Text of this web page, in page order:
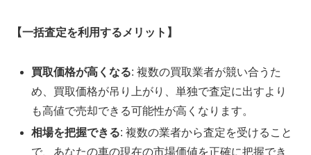
【一括査定を利用するメリット】
買取価格が高くなる: 複数の買取業者が競い合うた
め、買取価格が吊り上がり、単独で査定に出すより
も高値で売却できる可能性が高くなります。
相場を把握できる: 複数の業者から査定を受けること
で、あなたの車の現在の市場価値を正確に把握でき